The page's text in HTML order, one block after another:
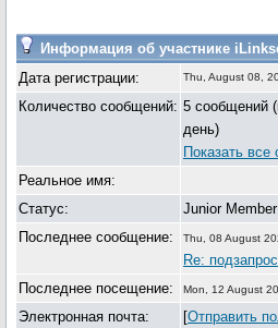
Информация об участнике
Дата регистрации:
Thu, August 08,
Количество сообщений: 5 сообщений
день)
Показать
Реальное имя:
Статус:
Junior Member
Последнее сообщение:
Thu, 08 August
Re:
Последнее посещение:
Mon, 12 August
Электронная почта: [Отправить